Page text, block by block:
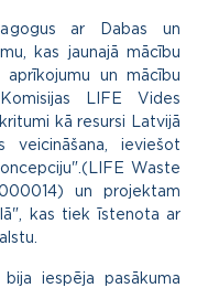
ar Dabas un
kas jaunajā mācību
un mācību
LIFE Vides
kā resursi Latvijā
veicināšana, ieviešot
Waste
un projektam
kas tiek īstenota ar
iespēja pasākuma